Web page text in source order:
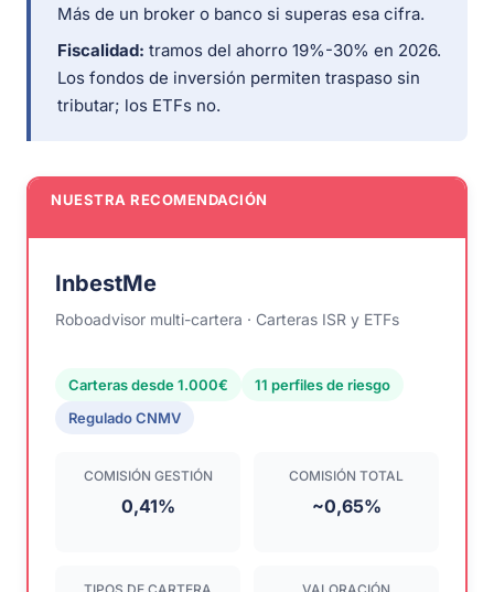
Más de un broker o banco si superas esa cifra.
Fiscalidad: tramos del ahorro 19%-30% en 2026.
Los fondos de inversión permiten traspaso sin
tributar; los ETFs no.
NUESTRA RECOMENDACIÓN
InbestMe
Roboadvisor multi-cartera · Carteras ISR y ETFs
Carteras desde 1.000€
11 perfiles de riesgo
Regulado CNMV
COMISIÓN GESTIÓN
0,41%
COMISIÓN TOTAL
~0,65%